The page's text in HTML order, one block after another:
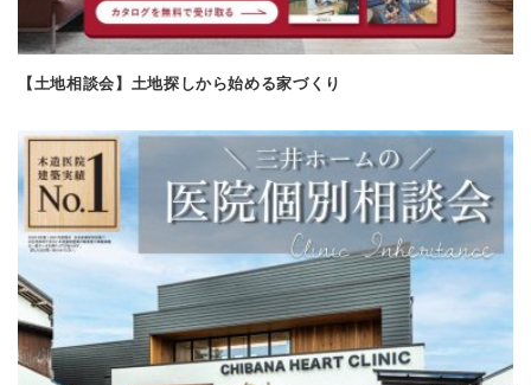
【土地相談会】土地探しから始める家づくり